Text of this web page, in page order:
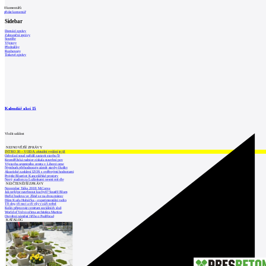
0komentářů
přidat komentář
Sidebar
Domácí zprávy
Zahraniční zprávy
Soutěže
Výstavy
Přednášky
Rozhovory
Tiskové zprávy
Kalendář akcí 15
Vložit událost
NEJNOVĚJŠÍ ZPRÁVY
INTRO 30 – VODA: aktuální vydání je již
Odvolací soud nařídil zastavit stavbu Tr
Kroměřížská radnice získala stavební pov
Výstavba urgentního centra v Liberci ome
Nymburk přehodnocuje záměr stavby školky
Akustické zasklení IZOS s ověřenými hodnotami
Projekt Blueriot: Kancelářské prostory
Nový stadion za Lužánkami nesmí mít dle
NEJČTENĚJŠÍ ZPRÁVY
November Talks 2018: M.Corea
Jak nejlépe navrhnout kuchyň? Soutěž Blum
Hořící budova ve Zlíně se na dvou místec
Dům Karla Hubáčka – experimentální rodin
Tři dny, tři noci a tři vily v záři světel
Kolín připravuje centrum sociálních služ
World of Volvo očima architekta Martina
Otevření náměstí Jiřího z Poděbrad
KATALOG